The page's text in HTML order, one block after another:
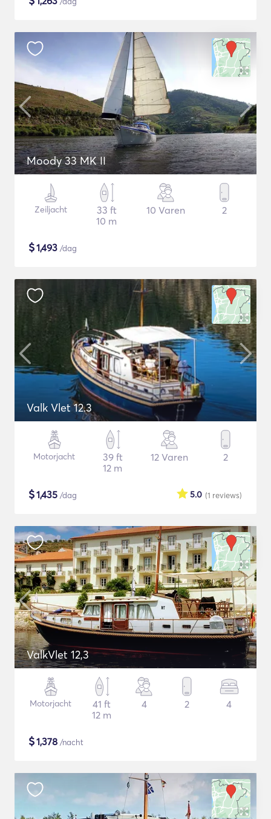
Moody 33 MK II
Zeiljacht
33 ft
10 m
10 Varen 2
$1,493 /dag
Valk Vlet 12.3
Motorjacht
39 ft
12 m
12 Varen 2
$1,435 /dag (1 reviews)
5.0
ValkVlet 12,3
Motorjacht
41 ft
12 m
4 2 4
$1,378 /nacht